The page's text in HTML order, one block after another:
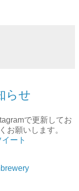
らせ
で更新してお
お願いします。
ート